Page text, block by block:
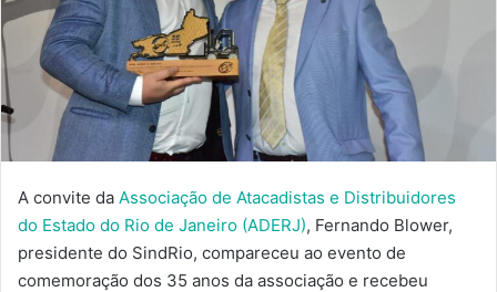
A convite da Associação de Atacadistas e Distribuidores
do Estado do Rio de Janeiro (ADERJ), Fernando Blower,
presidente do SindRio, compareceu ao evento de
comemoração dos 35 anos da associação e recebeu